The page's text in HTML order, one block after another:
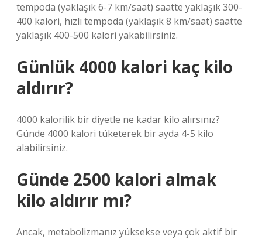
tempoda (yaklaşık 6-7 km/saat) saatte yaklaşık 300-
400 kalori, hızlı tempoda (yaklaşık 8 km/saat) saatte
yaklaşık 400-500 kalori yakabilirsiniz.
Günlük 4000 kalori kaç kilo
aldırır?
4000 kalorilik bir diyetle ne kadar kilo alırsınız?
Günde 4000 kalori tüketerek bir ayda 4-5 kilo
alabilirsiniz.
Günde 2500 kalori almak
kilo aldırır mı?
Ancak, metabolizmanız yüksekse veya çok aktif bir